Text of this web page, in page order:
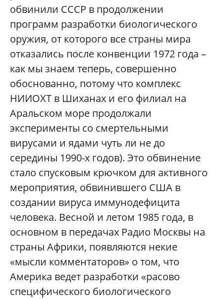
обвинили СССР в продолжении
программ разработки биологического
оружия, от которого все страны мира
отказались после конвенции 1972 года –
как мы знаем теперь, совершенно
обоснованно, потому что комплекс
НИИОХТ в Шиханах и его филиал на
Аральском море продолжали
эксперименты со смертельными
вирусами и ядами чуть ли не до
середины 1990-х годов). Это обвинение
стало спусковым крючком для активного
мероприятия, обвинившего США в
создании вируса иммунодефицита
человека. Весной и летом 1985 года, в
основном в передачах Радио Москвы на
страны Африки, появляются некие
«мысли комментаторов» о том, что
Америка ведет разработки «расово
специфического биологического